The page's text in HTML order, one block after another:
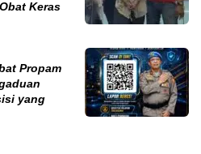
Keras
Propam
yang